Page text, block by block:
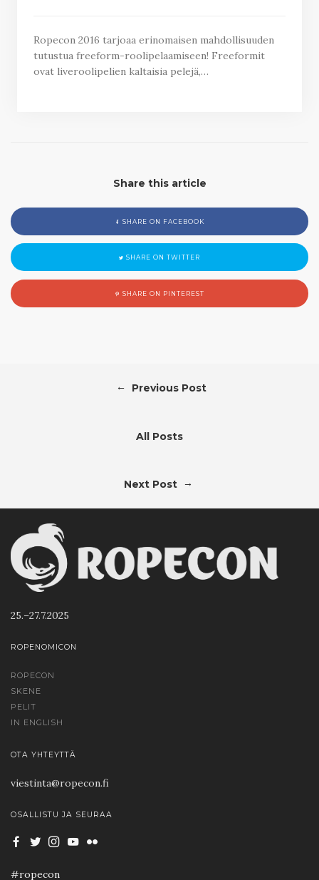
Ropecon 2016 tarjoaa erinomaisen mahdollisuuden
tutustua freeform-roolipelaamiseen! Freeformit
ovat liveroolipelien kaltaisia pelejä,…
Share this article
SHARE ON FACEBOOK
SHARE ON TWITTER
SHARE ON PINTEREST
← Previous Post
All Posts
Next Post →
25.–27.7.2025
ROPENOMICON
ROPECON
SKENE
PELIT
IN ENGLISH
OTA YHTEYTTÄ
viestinta@ropecon.fi
OSALLISTU JA SEURAA
#ropecon